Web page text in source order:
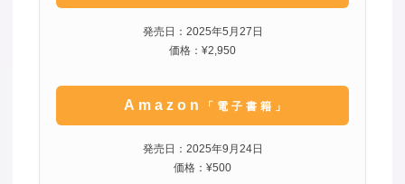
発売日：2025年5月27日
価格：¥2,950
Amazon 「電子書籍」
発売日：2025年9月24日
価格：¥500